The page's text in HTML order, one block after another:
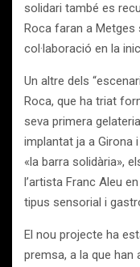
solidari també es
Roca faran a Metges
col·laboració en la
Un altre dels
Roca, que ha triat
seva primera
implantat ja a Girona
«la barra solidària»,
l’artista Franc Aleu
tipus sensorial i
El nou projecte ha
premsa, a la que